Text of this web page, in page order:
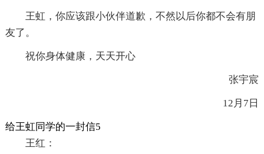
王虹，你应该跟小伙伴道歉，不然以后你都不会有朋
友了。
祝你身体健康，天天开心
张宇宸
12月7日
给王虹同学的一封信5
王红：